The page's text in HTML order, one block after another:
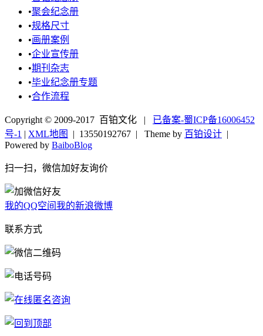
•聚会纪念册
•规格尺寸
•画册案例
•企业宣传册
•期刊杂志
•毕业纪念册专题
•合作流程
Copyright © 2009-2017 百铂文化 | 已备案-蜀ICP备16006452
号-1 | XML地图 | 13550192767 | Theme by 百铂设计 |
Powered by BaiboBlog
扫一扫，微信加好友询价
我的QQ空间我的新浪微博
联系方式